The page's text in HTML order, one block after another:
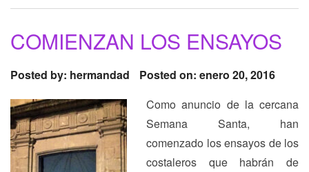
COMIENZAN LOS ENSAYOS
Posted by: hermandad
Posted on: enero 20, 2016
Como anuncio de la cercana
Semana Santa, han
comenzado los ensayos de los
costaleros que habrán de